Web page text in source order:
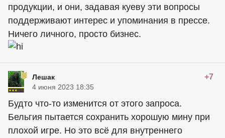
продукции, и они, задавая куеву эти вопросы
поддерживают интерес и упоминания в прессе.
Ничего личного, просто бизнес.
Лешак +7
4 июня 2023 18:35
Будто что-то изменится от этого запроса.
Бельгия пытается сохранить хорошую мину при
плохой игре. Но это всё для внутреннего